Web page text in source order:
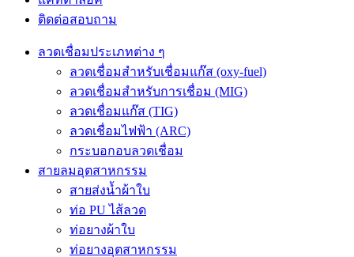
ติดต่อสอบถาม
ลวดเชื่อมประเภทต่าง ๆ
ลวดเชื่อมสำหรับเชื่อมแก๊ส (oxy-fuel)
ลวดเชื่อมสำหรับการเชื่อม (MIG)
ลวดเชื่อมแก๊ส (TIG)
ลวดเชื่อมไฟฟ้า (ARC)
กระบอกอบลวดเชื่อม
สายลมอุตสาหกรรม
สายส่งน้ำผ้าใบ
ท่อ PU ไส้ลวด
ท่อยางผ้าใบ
ท่อยางอุตสาหกรรม